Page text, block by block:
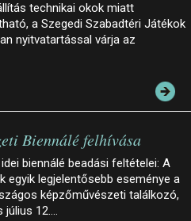
technikai okok miatt
a Szegedi Szabadtéri Játékok
nyitvatartással várja az
Biennálé felhívása
biennálé beadási feltételei: A
egyik legjelentősebb eseménye a
képzőművészeti találkozó,
július 12.…